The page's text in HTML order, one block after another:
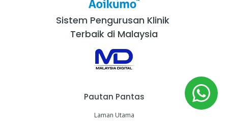
Sistem Pengurusan Klinik
Terbaik di Malaysia
Pautan Pantas
Laman Utama